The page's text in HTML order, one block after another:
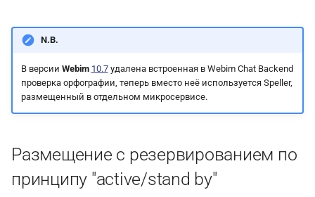
N.B.
В версии Webim 10.7удалена встроенная в Webim Chat Backend
проверка орфографии, теперь вместо неё используется Speller,
размещенный в отдельном микросервисе.
Размещение с резервированием по
принципу "active/stand by"